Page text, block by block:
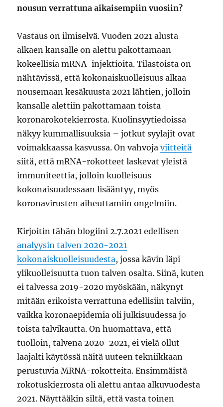
nousun verrattuna aikaisempiin vuosiin?
Vastaus on ilmiselvä. Vuoden 2021 alusta
alkaen kansalle on alettu pakottamaan
kokeellisia mRNA-injektioita. Tilastoista on
nähtävissä, että kokonaiskuolleisuus alkaa
nousemaan kesäkuusta 2021 lähtien, jolloin
kansalle alettiin pakottamaan toista
koronarokotekierrosta. Kuolinsyytiedoissa
näkyy kummallisuuksia – jotkut syylajit ovat
voimakkaassa kasvussa. On vahvojaviitteitä
siitä, että mRNA-rokotteet laskevat yleistä
immuniteettia, jolloin kuolleisuus
kokonaisuudessaan lisääntyy, myös
koronavirusten aiheuttamiin ongelmiin.
Kirjoitin tähän blogiini 2.7.2021 edellisen
analyysin talven 2020-2021
kokonaiskuolleisuudesta, jossa kävin läpi
ylikuolleisuutta tuon talven osalta. Siinä, kuten
ei talvessa 2019-2020 myöskään, näkynyt
mitään erikoista verrattuna edellisiin talviin,
vaikka koronaepidemia oli julkisuudessa jo
toista talvikautta. On huomattava, että
tuolloin, talvena 2020-2021, ei vielä ollut
laajalti käytössä näitä uuteen tekniikkaan
perustuvia MRNA-rokotteita. Ensimmäistä
rokotuskierrosta oli alettu antaa alkuvuodesta
2021. Näyttääkin siltä, että vasta toinen